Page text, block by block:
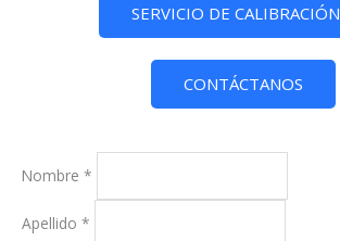
CONTÁCTANOS
SERVICIO DE CALIBRACIÓN
Nombre *
Apellido *